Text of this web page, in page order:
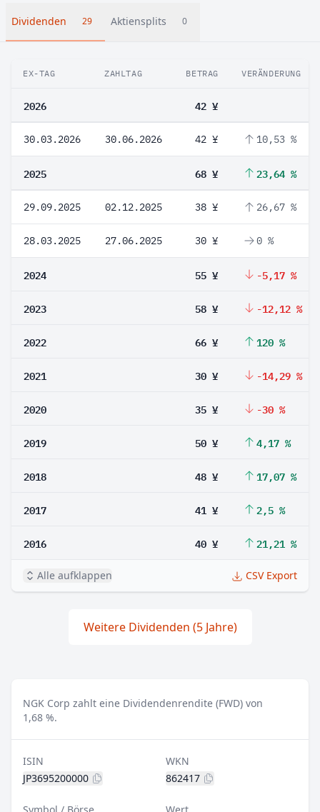
Dividenden 29 Aktiensplits 0
EX-TAG ZAHLTAG BETRAG VERÄNDERUNG
2026 42 ¥
30.03.2026 30.06.2026 42 ¥ 10,53 %
2025 68 ¥ 23,64 %
29.09.2025 02.12.2025 38 ¥ 26,67 %
28.03.2025 27.06.2025 30 ¥ 0 %
2024 55 ¥ -5,17 %
2023 58 ¥ -12,12 %
2022 66 ¥ 120 %
2021 30 ¥ -14,29 %
2020 35 ¥ -30 %
2019 50 ¥ 4,17 %
2018 48 ¥ 17,07 %
2017 41 ¥ 2,5 %
2016 40 ¥ 21,21 %
Alle aufklappen CSV Export
Weitere Dividenden (5 Jahre)
NGK Corp zahlt eine Dividendenrendite (FWD) von
1,68 %.
ISIN
JP3695200000
WKN
862417